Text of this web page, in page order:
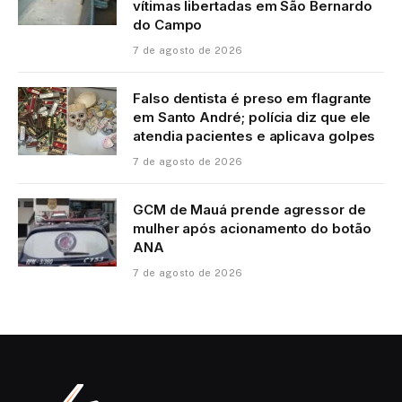
vítimas libertadas em São Bernardo
do Campo
7 de agosto de 2026
Falso dentista é preso em flagrante
em Santo André; polícia diz que ele
atendia pacientes e aplicava golpes
7 de agosto de 2026
GCM de Mauá prende agressor de
mulher após acionamento do botão
ANA
7 de agosto de 2026